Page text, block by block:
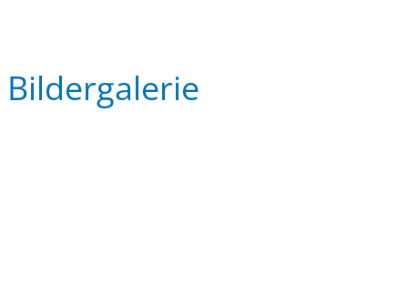
Bildergalerie